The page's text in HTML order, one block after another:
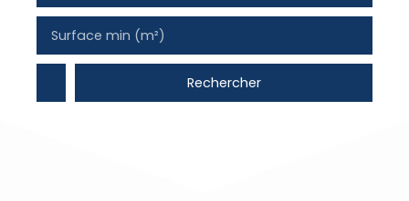
Surface min (m²)
Rechercher